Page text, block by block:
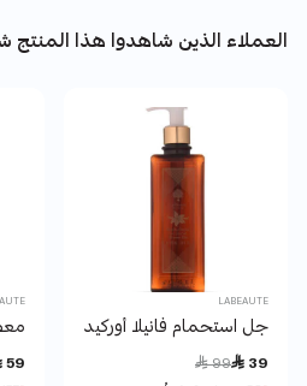
العملاء الذين شاهدوا هذا المنتج
LABEAUTE
جل استحمام فانيلا أوركيد 250مل لابوتيه.
 39
Price reduced from
 99
59